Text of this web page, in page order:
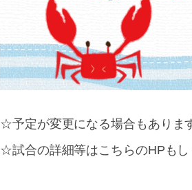
☆予定が変更になる場合もありま
☆試合の詳細等はこちらのHPも